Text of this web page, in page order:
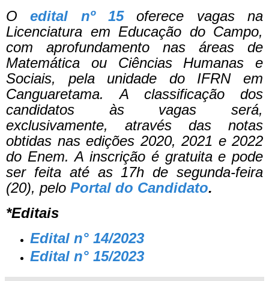
Oedital nº 15
oferece vagas na
Licenciatura em Educação do Campo,
com aprofundamento nas áreas de
Matemática ou Ciências Humanas e
Sociais, pela unidade do IFRN em
Canguaretama.A classificação dos
candidatos às vagas será,
exclusivamente, através das notas
obtidas nas edições 2020, 2021 e 2022
do Enem.A inscrição é gratuita e pode
ser feita até as 17h de segunda-feira
(20), pelo Portal do Candidato.
*Editais
Edital n° 14/2023
Edital n° 15/2023